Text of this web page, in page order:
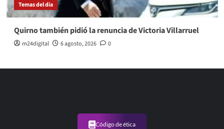
Temas del dia
Quirno también pidió la renuncia de Victoria Villarruel
m24digital 6 agosto, 2026 0
Código de ética